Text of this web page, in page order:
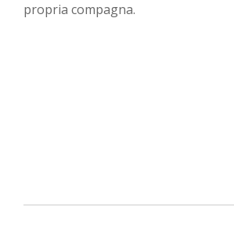
propria compagna.